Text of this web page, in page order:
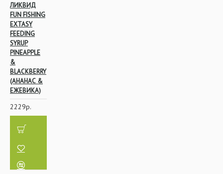
ЛИКВИД
FUN FISHING
EXTASY
FEEDING
SYRUP
PINEAPPLE
&
BLACKBERRY
(АНАНАС &
ЕЖЕВИКА)
2229р.